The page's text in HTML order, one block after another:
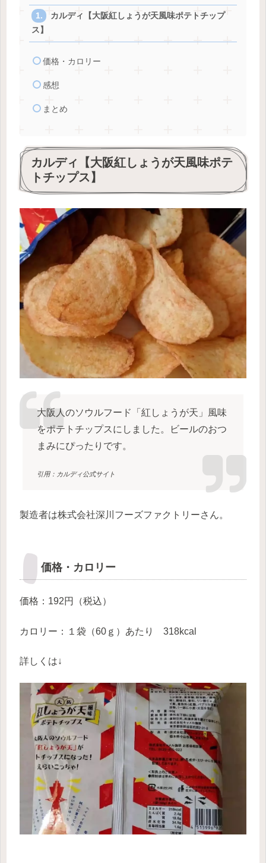
カルディ【大阪紅しょうが天風味ポテトチップ
ス】
価格・カロリー
感想
まとめ
カルディ【大阪紅しょうが天風味ポテ
トチップス】
大阪人のソウルフード「紅しょうが天」風味
をポテトチップスにしました。ビールのおつ
まみにぴったりです。
引用：カルディ公式サイト
製造者は株式会社深川フーズファクトリーさん。
価格・カロリー
価格：192円（税込）
カロリー：１袋（60ｇ）あたり 318kcal
詳しくは↓